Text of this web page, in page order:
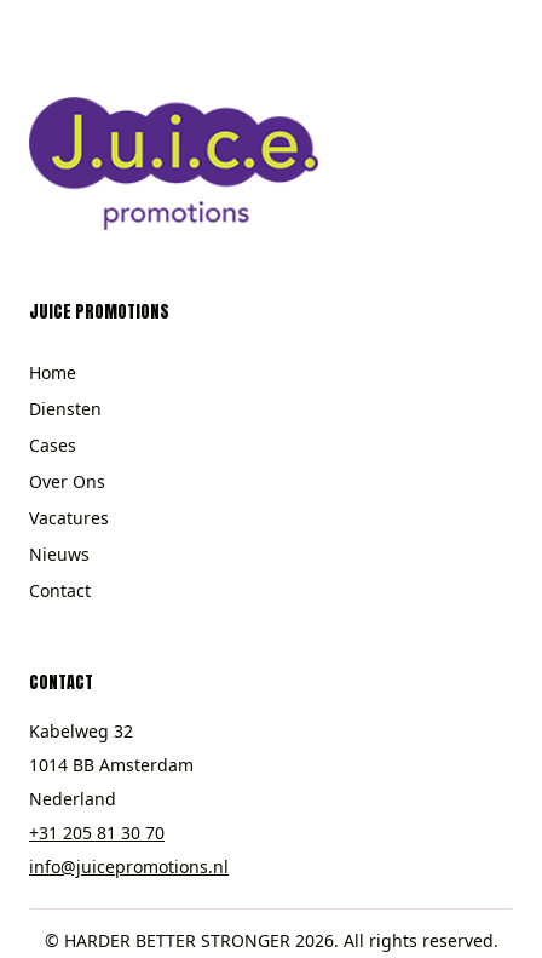
JUICE PROMOTIONS
Home
Diensten
Cases
Over Ons
Vacatures
Nieuws
Contact
CONTACT
Kabelweg 32
1014 BB Amsterdam
Nederland
+31 205 81 30 70
info@juicepromotions.nl
© HARDER BETTER STRONGER 2026. All rights reserved.